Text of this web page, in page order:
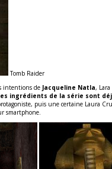
Tomb Raider
intentions de Jacqueline Natla,
ingrédients de la série sont
puis une certaine Laura
smartphone.